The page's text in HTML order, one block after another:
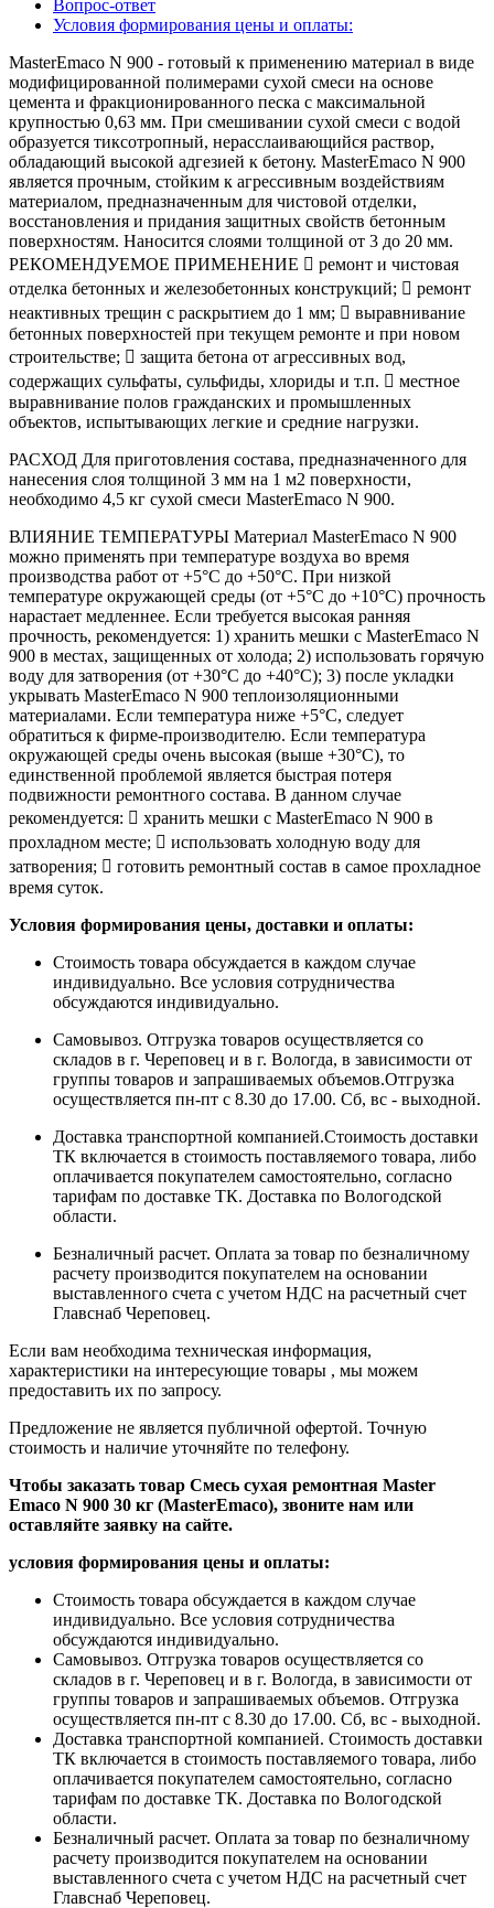
Вопрос-ответ
Условия формирования цены и оплаты:
MasterEmaco N 900 - готовый к применению материал в виде
модифицированной полимерами сухой смеси на основе
цемента и фракционированного песка с максимальной
крупностью 0,63 мм. При смешивании сухой смеси с водой
образуется тиксотропный, нерасслаивающийся раствор,
обладающий высокой адгезией к бетону. MasterEmaco N 900
является прочным, стойким к агрессивным воздействиям
материалом, предназначенным для чистовой отделки,
восстановления и придания защитных свойств бетонным
поверхностям. Наносится слоями толщиной от 3 до 20 мм.
РЕКОМЕНДУЕМОЕ ПРИМЕНЕНИЕ  ремонт и чистовая
отделка бетонных и железобетонных конструкций;  ремонт
неактивных трещин с раскрытием до 1 мм;  выравнивание
бетонных поверхностей при текущем ремонте и при новом
строительстве;  защита бетона от агрессивных вод,
содержащих сульфаты, сульфиды, хлориды и т.п.  местное
выравнивание полов гражданских и промышленных
объектов, испытывающих легкие и средние нагрузки.
РАСХОД Для приготовления состава, предназначенного для
нанесения слоя толщиной 3 мм на 1 м2 поверхности,
необходимо 4,5 кг сухой смеси MasterEmaco N 900.
ВЛИЯНИЕ ТЕМПЕРАТУРЫ Материал MasterEmaco N 900
можно применять при температуре воздуха во время
производства работ от +5°С до +50°С. При низкой
температуре окружающей среды (от +5°С до +10°С) прочность
нарастает медленнее. Если требуется высокая ранняя
прочность, рекомендуется: 1) хранить мешки с MasterEmaco N
900 в местах, защищенных от холода; 2) использовать горячую
воду для затворения (от +30°С до +40°С); 3) после укладки
укрывать MasterEmaco N 900 теплоизоляционными
материалами. Если температура ниже +5°С, следует
обратиться к фирме-производителю. Если температура
окружающей среды очень высокая (выше +30°С), то
единственной проблемой является быстрая потеря
подвижности ремонтного состава. В данном случае
рекомендуется:  хранить мешки с MasterEmaco N 900 в
прохладном месте;  использовать холодную воду для
затворения;  готовить ремонтный состав в самое прохладное
время суток.
Условия формирования цены, доставки и оплаты:
Стоимость товара обсуждается в каждом случае
индивидуально. Все условия сотрудничества
обсуждаются индивидуально.
Самовывоз. Отгрузка товаров осуществляется со
складов в г. Череповец и в г. Вологда, в зависимости от
группы товаров и запрашиваемых объемов.Отгрузка
осуществляется пн-пт с 8.30 до 17.00. Сб, вс - выходной.
Доставка транспортной компанией.Стоимость доставки
ТК включается в стоимость поставляемого товара, либо
оплачивается покупателем самостоятельно, согласно
тарифам по доставке ТК. Доставка по Вологодской
области.
Безналичный расчет. Оплата за товар по безналичному
расчету производится покупателем на основании
выставленного счета с учетом НДС на расчетный счет
Главснаб Череповец.
Если вам необходима техническая информация,
характеристики на интересующие товары , мы можем
предоставить их по запросу.
Предложение не является публичной офертой. Точную
стоимость и наличие уточняйте по телефону.
Чтобы заказать товар Смесь сухая ремонтная Master
Emaco N 900 30 кг (MasterEmaco), звоните нам или
оставляйте заявку на сайте.
условия формирования цены и оплаты:
Стоимость товара обсуждается в каждом случае
индивидуально. Все условия сотрудничества
обсуждаются индивидуально.
Самовывоз. Отгрузка товаров осуществляется со
складов в г. Череповец и в г. Вологда, в зависимости от
группы товаров и запрашиваемых объемов. Отгрузка
осуществляется пн-пт с 8.30 до 17.00. Сб, вс - выходной.
Доставка транспортной компанией. Стоимость доставки
ТК включается в стоимость поставляемого товара, либо
оплачивается покупателем самостоятельно, согласно
тарифам по доставке ТК. Доставка по Вологодской
области.
Безналичный расчет. Оплата за товар по безналичному
расчету производится покупателем на основании
выставленного счета с учетом НДС на расчетный счет
Главснаб Череповец.